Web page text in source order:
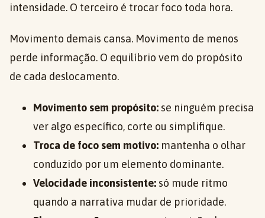
intensidade. O terceiro é trocar foco toda hora.
Movimento demais cansa. Movimento de menos
perde informação. O equilíbrio vem do propósito
de cada deslocamento.
Movimento sem propósito: se ninguém precisa
ver algo específico, corte ou simplifique.
Troca de foco sem motivo: mantenha o olhar
conduzido por um elemento dominante.
Velocidade inconsistente: só mude ritmo
quando a narrativa mudar de prioridade.